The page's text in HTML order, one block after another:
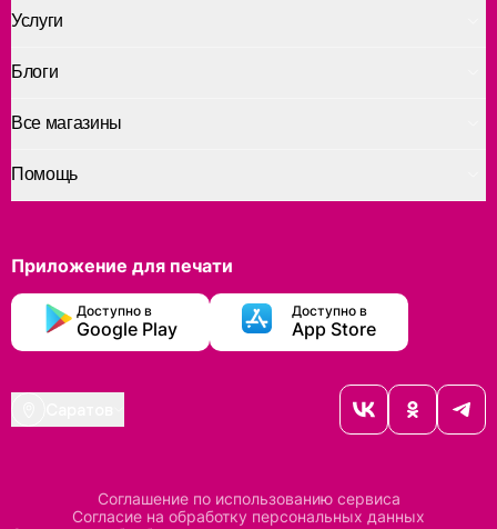
Услуги
Помощь
Блоги
Все магазины
Приложение для печати
Доступно в
Google Play
Доступно в
App Store
Соглашение по использованию сервиса
Согласие на обработку персональных данных